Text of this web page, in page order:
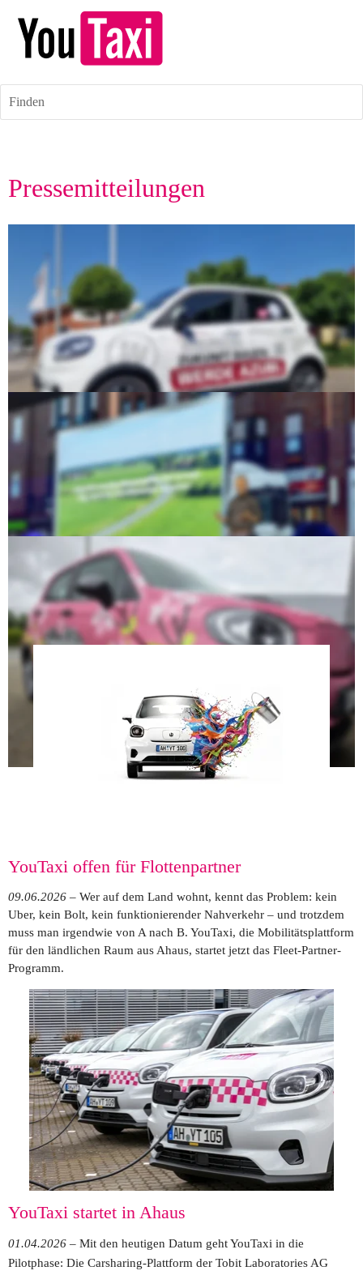
Finden
Pressemitteilungen
Unternehmen bauen das YouTaxi-Netzwerk
aus.
16.07.2026 – Regionale Unternehmen bauen das YouTaxi-Netzwerk
weiter aus: Erste Flotten- und Infrastrukturpartner erweitern die
offene Carsharing-Plattform um Fahrzeuge und Ladepunkte.
YouTaxi zeigt im Münsterland, wie Mobilität
für alle funktioniert
03.07.2026 –
Am 2. Juli 2026 kamen rund 200 Menschen in Ahaus
zusammen, um zu erleben, wie eine Antwort auf dieses Problem
aussehen kann.
Mobilität im Münsterland selbst gestalten
12.06.2026 – Ahauser Software-Hersteller stellt Plattform für
regionales Fahrzeugsharing vor – Präsentations-Event am 1. Juli in
der Tobit.Town
YouTaxi offen für Flottenpartner
09.06.2026 – Wer auf dem Land wohnt, kennt das Problem: kein
Uber, kein Bolt, kein funktionierender Nahverkehr – und trotzdem
muss man irgendwie von A nach B. YouTaxi, die Mobilitätsplattform
für den ländlichen Raum aus Ahaus, startet jetzt das Fleet-Partner-
Programm.
YouTaxi startet in Ahaus
01.04.2026 – Mit den heutigen Datum geht YouTaxi in die
Pilotphase: Die Carsharing-Plattform der Tobit Laboratories AG